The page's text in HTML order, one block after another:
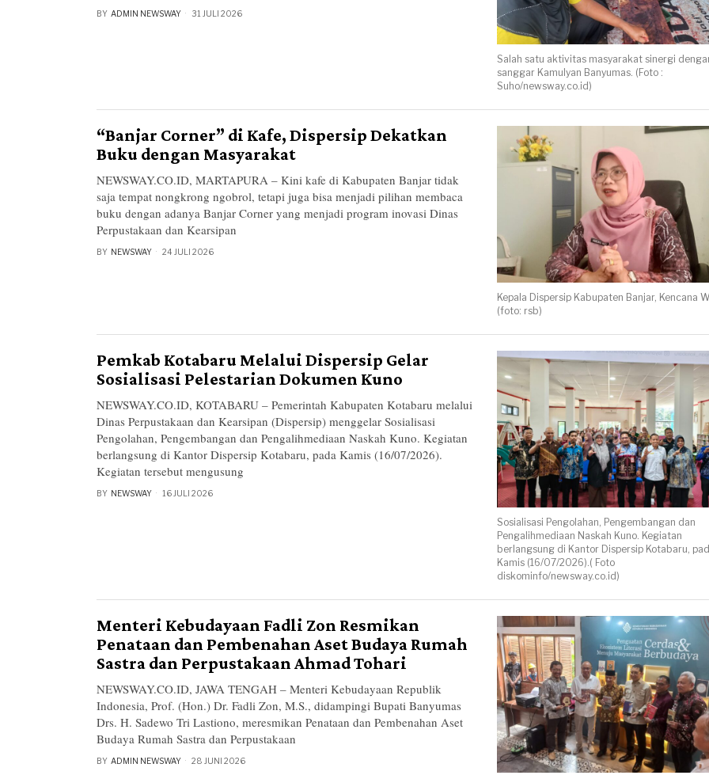
Salah satu aktivitas masyarakat sinergi
sanggar Kamulyan Banyumas. (Foto :
Suho/newsway.co.id)
BY ADMIN NEWSWAY 31 JULI 2026
Kepala Dispersip Kabupaten Banjar, Kencana
(foto: rsb)
“Banjar Corner” di Kafe, Dispersip Dekatkan
Buku dengan Masyarakat
NEWSWAY.CO.ID, MARTAPURA – Kini kafe di Kabupaten Banjar tidak
saja tempat nongkrong ngobrol, tetapi juga bisa menjadi pilihan membaca
buku dengan adanya Banjar Corner yang menjadi program inovasi Dinas
Perpustakaan dan Kearsipan
BY NEWSWAY 24 JULI 2026
Sosialisasi Pengolahan, Pengembangan dan
Pengalihmediaan Naskah Kuno. Kegiatan
berlangsung di Kantor Dispersip Kotabaru,
Kamis (16/07/2026).( Foto
diskominfo/newsway.co.id)
Pemkab Kotabaru Melalui Dispersip Gelar
Sosialisasi Pelestarian Dokumen Kuno
NEWSWAY.CO.ID, KOTABARU – Pemerintah Kabupaten Kotabaru melalui
Dinas Perpustakaan dan Kearsipan (Dispersip) menggelar Sosialisasi
Pengolahan, Pengembangan dan Pengalihmediaan Naskah Kuno. Kegiatan
berlangsung di Kantor Dispersip Kotabaru, pada Kamis (16/07/2026).
Kegiatan tersebut mengusung
BY NEWSWAY 16 JULI 2026
Menteri Kebudayaan Fadli Zon Resmikan
Penataan dan Pembenahan Aset Budaya Rumah
Sastra dan Perpustakaan Ahmad Tohari
NEWSWAY.CO.ID, JAWA TENGAH – Menteri Kebudayaan Republik
Indonesia, Prof. (Hon.) Dr. Fadli Zon, M.S., didampingi Bupati Banyumas
Drs. H. Sadewo Tri Lastiono, meresmikan Penataan dan Pembenahan Aset
Budaya Rumah Sastra dan Perpustakaan
BY ADMIN NEWSWAY 28 JUNI 2026